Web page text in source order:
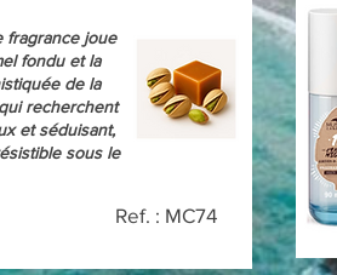
Ref. : MC74
fragrance joue
fondu et la
de la
recherchent
et séduisant,
sous le